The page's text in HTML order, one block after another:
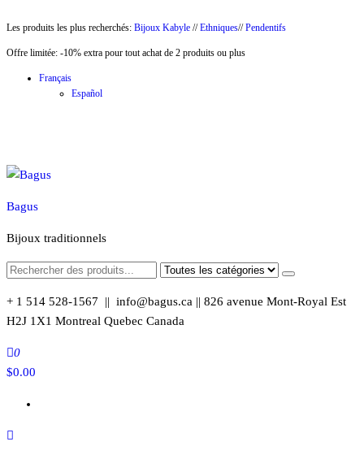
au
contenu
Les produits les plus recherchés: Bijoux Kabyle //Ethniques//Pendentifs
Offre limitée: -10% extra pour tout achat de 2 produits ou plus
Français
Español
Bagus
Bijoux traditionnels
+ 1 514 528-1567 || info@bagus.ca || 826 avenue Mont-Royal Est
H2J 1X1 Montreal Quebec Canada
0
$0.00